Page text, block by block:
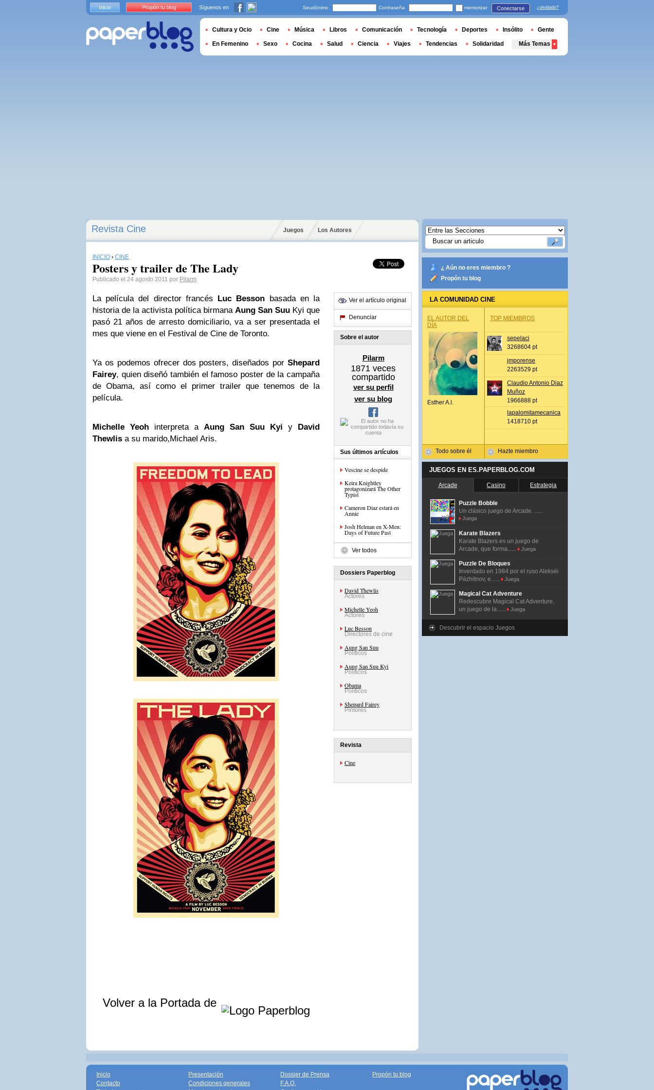
Revista Cine Juegos Los Autores
INICIO › CINE
Posters y trailer de The Lady
Publicado el 24 agosto 2011 por Pilarm
La película del director francés Luc Besson basada en la
historia de la activista política birmana Aung San Suu Kyi que
pasó 21 años de arresto domiciliario, va a ser presentada el
mes que viene en el Festival de Cine de Toronto.
Ya os podemos ofrecer dos posters, diseñados por Shepard
Fairey, quien diseñó también el famoso poster de la campaña
de Obama, así como el primer trailer que tenemos de la
película.
Michelle Yeoh interpreta a Aung San Suu Kyi y David
Thewlis a su marido,Michael Aris.
Volver a la Portada de
Ver el artículo original
Denunciar
Sobre el autor
Pilarm
1871 veces
compartido
ver su perfil
ver su blog
Sus últimos artículos
Vescine se despide
Keira Knightley
protagonizará The Other
Typist
Cameron Diaz estará en
Annie
Josh Helman en X-Men:
Days of Future Past
Ver todos
Dossiers Paperblog
David Thewlis
Actores
Michelle Yeoh
Actores
Luc Besson
Directores de cine
Aung San Suu
Políticos
Aung San Suu Kyi
Políticos
Obama
Políticos
Shepard Fairey
Pintores
Revista
Cine
¿ Aún no eres miembro ?
Propón tu blog
LA COMUNIDAD CINE
EL AUTOR DEL
DÍA
Esther A.l.
Todo sobre él
TOP MIEMBROS
sepelaci
3268604 pt
jmporense
2263529 pt
Claudio Antonio Diaz
Muñoz
1966888 pt
lapalomitamecanica
1418710 pt
Hazte miembro
JUEGOS EN ES.PAPERBLOG.COM
Arcade Casino Estrategia
Puzzle Bobble
Un clásico juego de Arcade. ......
Juega
Karate Blazers
Karate Blazers es un juego de
Arcade, que forma......
Juega
Puzzle De Bloques
Inventado en 1984 por el ruso Alekséi
Pázhitnov, e......
Juega
Magical Cat Adventure
Redescubre Magical Cat Adventure,
un juego de la......
Juega
Descubrir el espacio Juegos
Inicio Propón tu blog Síguenos en Seudónimo Contraseña memorizar Conectarse ¿olvidado?
Cultura y Ocio Cine Música Libros Comunicación Tecnología Deportes Insólito Gente
En Femenino Sexo Cocina Salud Ciencia Viajes Tendencias Solidaridad Más Temas
Inicio
Contacto
Presentación
Condiciones generales
Dossier de Prensa
F.A.Q.
Propón tu blog